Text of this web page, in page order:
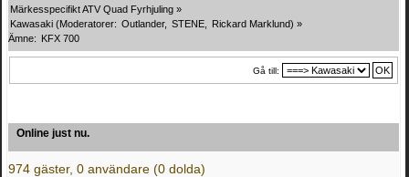
Märkesspecifikt ATV Quad Fyrhjuling »
Kawasaki (Moderatorer: Outlander, STENE Rickard Marklund) »
Ämne: KFX 700
Gå till:
Online just nu.
974 gäster, 0 användare (0 dolda)